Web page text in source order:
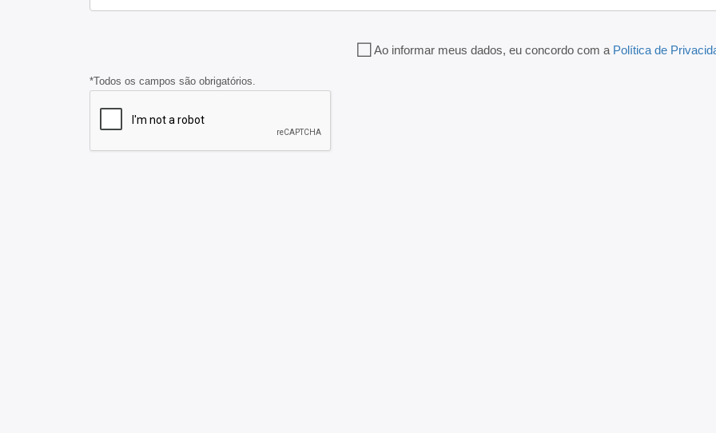
Ao informar meus dados, eu concordo com a Política de
*Todos os campos são obrigatórios.